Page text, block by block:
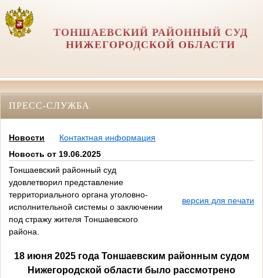
ТОНШАЕВСКИЙ РАЙОННЫЙ СУД
НИЖЕГОРОДСКОЙ ОБЛАСТИ
ПРЕСС-СЛУЖБА
Новости
Контактная информация
Новость от 19.06.2025
Тоншаевский районный суд
удовлетворил представление
территориального органа уголовно-
исполнительной системы о заключении
под стражу жителя Тоншаевского
района.
версия для печати
18 июня 2025 года Тоншаевским районным судом
Нижегородской области было рассмотрено